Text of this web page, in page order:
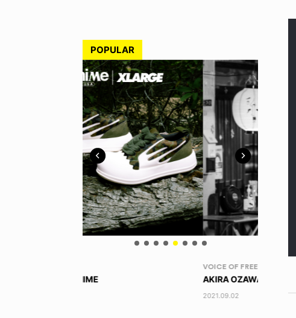
POPULAR
AKIRA OZAWA / 尾澤 彰
2026.08.06